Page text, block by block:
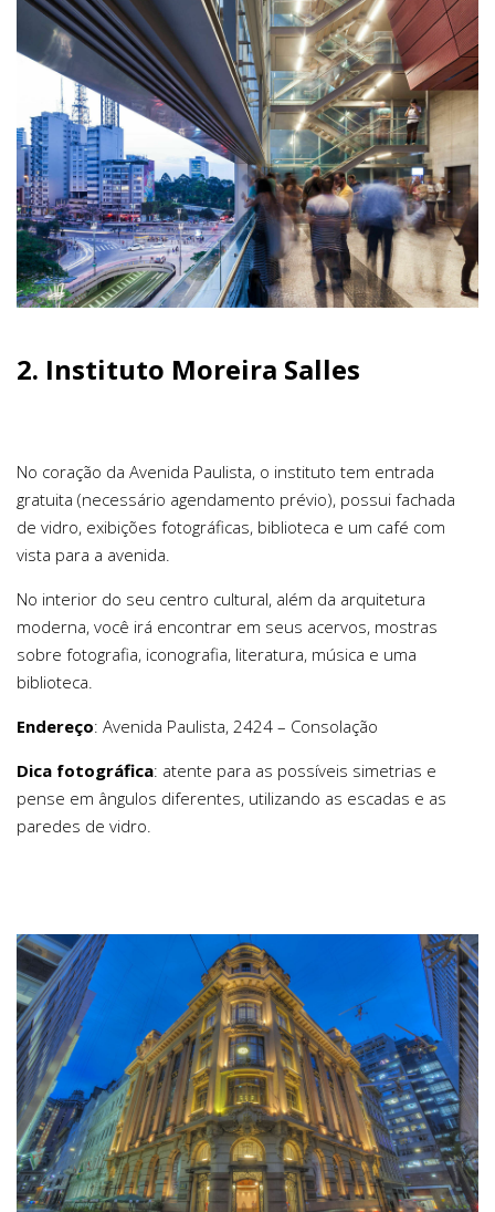
2. Instituto Moreira Salles
No coração da Avenida Paulista, o instituto tem entrada
gratuita (necessário agendamento prévio), possui fachada
de vidro, exibições fotográficas, biblioteca e um café com
vista para a avenida.
No interior do seu centro cultural, além da arquitetura
moderna, você irá encontrar em seus acervos, mostras
sobre fotografia, iconografia, literatura, música e uma
biblioteca.
Endereço: Avenida Paulista, 2424 – Consolação
Dica fotográfica: atente para as possíveis simetrias e
pense em ângulos diferentes, utilizando as escadas e as
paredes de vidro.